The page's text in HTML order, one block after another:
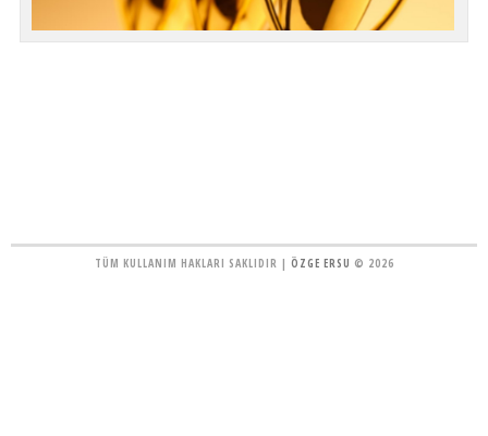
TÜM KULLANIM HAKLARI SAKLIDIR | ÖZGE ERSU © 2026